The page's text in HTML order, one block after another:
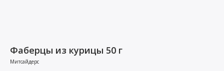
Фаберцы из курицы 50 г
Митсайдерс